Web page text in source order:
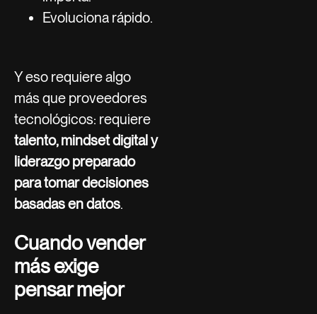
Evoluciona rápido.
Y eso requiere algo
más que proveedores
tecnológicos: requiere
talento, mindset digital y
liderazgo preparado
para tomar decisiones
basadas en datos.
Cuando vender
más exige
pensar mejor